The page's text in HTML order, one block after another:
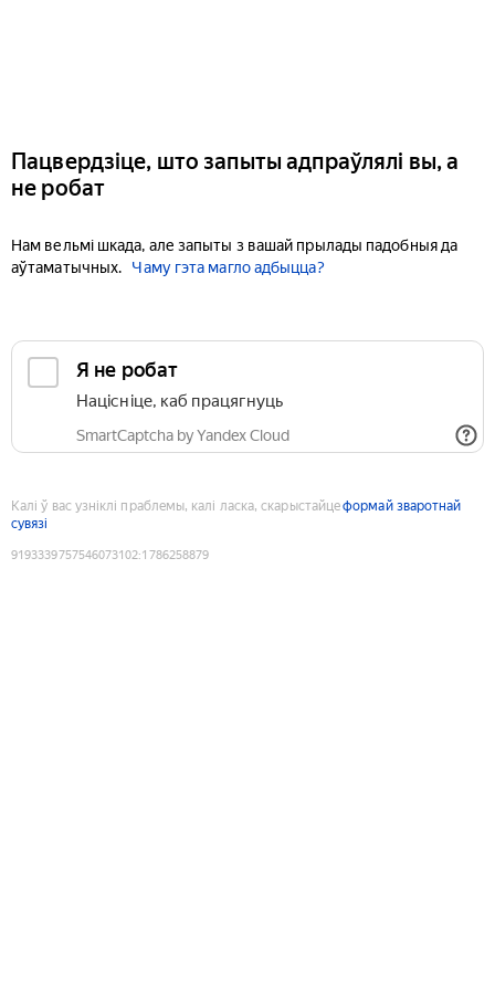
Пацвердзіце, што запыты адпраўлялі вы, а
не робат
Нам вельмі шкада, але запыты з вашай прылады падобныя да
аўтаматычных.
Чаму гэта магло адбыцца?
Я не робат
Націсніце, каб працягнуць
SmartCaptcha by Yandex Cloud
Калі ў вас узніклі праблемы, калі ласка, скарыстайцеформай зваротнай
сувязі
9193339757546073102:1786258879